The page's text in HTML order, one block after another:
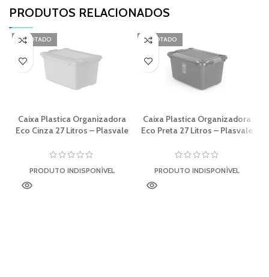
PRODUTOS RELACIONADOS​
ESGOTADO
Caixa Plastica Organizadora
Eco Cinza 27 Litros – Plasvale
PRODUTO INDISPONÍVEL
ESGOTADO
Caixa Plastica Organizadora
Eco Preta 27 Litros – Plasvale
PRODUTO INDISPONÍVEL